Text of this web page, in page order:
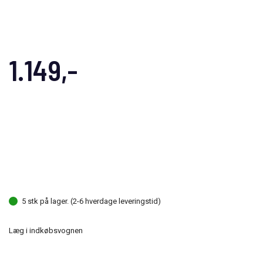
1.149,-
5 stk på lager. (2-6 hverdage leveringstid)
Læg i indkøbsvognen